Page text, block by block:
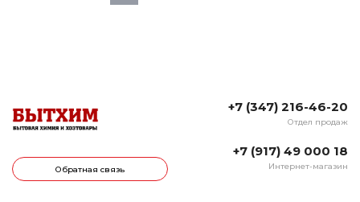
Обратная связь
+7 (347) 216-46-20
Отдел продаж
+7 (917) 49 000 18
Интернет-магазин